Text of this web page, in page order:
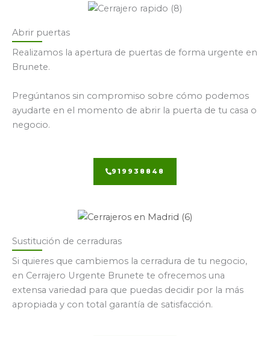
Abrir puertas
Realizamos la apertura de puertas de forma urgente en
Brunete.
Pregúntanos sin compromiso sobre cómo podemos
ayudarte en el momento de abrir la puerta de tu casa o
negocio.
919938848
Sustitución de cerraduras
Si quieres que cambiemos la cerradura de tu negocio,
en Cerrajero Urgente Brunete te ofrecemos una
extensa variedad para que puedas decidir por la más
apropiada y con total garantía de satisfacción.